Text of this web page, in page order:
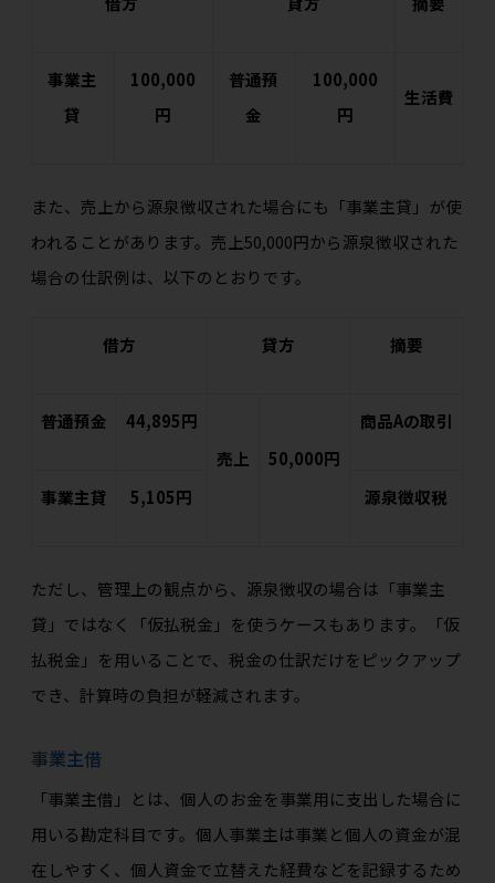
事業主
貸
100,000
円
普通預
金
100,000
円
生活費
また、売上から源泉徴収された場合にも「事業主貸」が使
われることがあります。売上50,000円から源泉徴収された
場合の仕訳例は、以下のとおりです。
借方 貸方 摘要
普通預金
44,895円
売上
50,000円
商品Aの取引
事業主貸 5,105円 源泉徴収税
ただし、管理上の観点から、源泉徴収の場合は「事業主
貸」ではなく「仮払税金」を使うケースもあります。「仮
払税金」を用いることで、税金の仕訳だけをピックアップ
でき、計算時の負担が軽減されます。
事業主借
「事業主借」とは、個人のお金を事業用に支出した場合に
用いる勘定科目です。個人事業主は事業と個人の資金が混
在しやすく、個人資金で立替えた経費などを記録するため